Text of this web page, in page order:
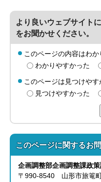
より良いウェブサイト
をお聞かせください。
このページの内容はわ
わかりやすかった
このページは見つけやす
見つけやすかった
このページに関するお
企画調整部企画調整課政
〒990-8540 山形市旅篭